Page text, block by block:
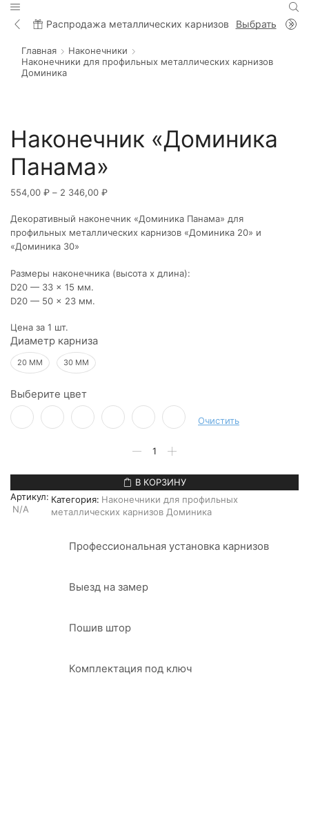
Распродажа металлических карнизов Выбрать
Главная
Наконечники
Наконечники для профильных металлических карнизов
Доминика
Наконечник «Доминика
Панама»
554,00 ₽ – 2 346,00 ₽Диапазон
554,00 ₽
–
Декоративный наконечник «Доминика Панама» для
профильных металлических карнизов «Доминика 20» и
«Доминика 30»
Размеры наконечника (высота х длина):
D20 — 33 x 15 мм.
D20 — 50 x 23 мм.
Цена за 1 шт.
Диаметр карниза
20 ММ 30 ММ
Выберите цвет
Очистить
товара
"Доминика
Панама"
В КОРЗИНУ
Артикул:
N/A
Категория: Наконечники для профильных
металлических карнизов Доминика
Профессиональная установка карнизов
Выезд на замер
Пошив штор
Комплектация под ключ